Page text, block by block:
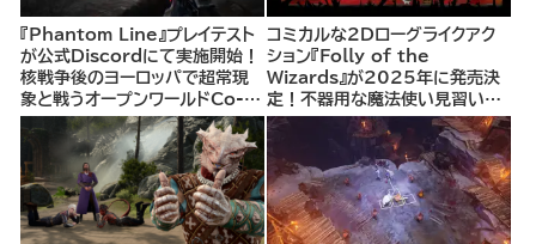
『Phantom Line』プレイテスト
が公式Discordにて実施開始！
核戦争後のヨーロッパで超常現
象と戦うオープンワールドCo-
opシューター
コミカルな2Dローグライクアク
ション『Folly of the
Wizards』が2025年に発売決
定！不器用な魔法使い見習いと
して、ランダム生成ダンジョンを
探索し、世界を救う冒険へ。